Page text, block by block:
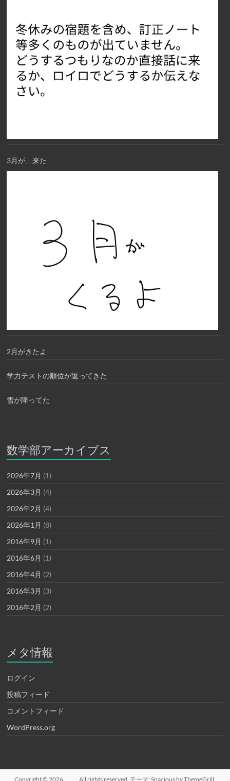
3月が、来た
2月がきたよ
学力テストの順位が返ってきた
雪が降ってた
数学部アーカイブス
2026年7月 (1)
2026年3月 (4)
2026年2月 (4)
2026年1月 (8)
2016年9月 (1)
2016年6月 (1)
2016年4月 (2)
2016年3月 (3)
2016年2月 (2)
メタ情報
ログイン
投稿フィード
コメントフィード
WordPress.org
Copyright © 2026 . All rights reserved. テーマ: Spaciousby ThemeGrill.